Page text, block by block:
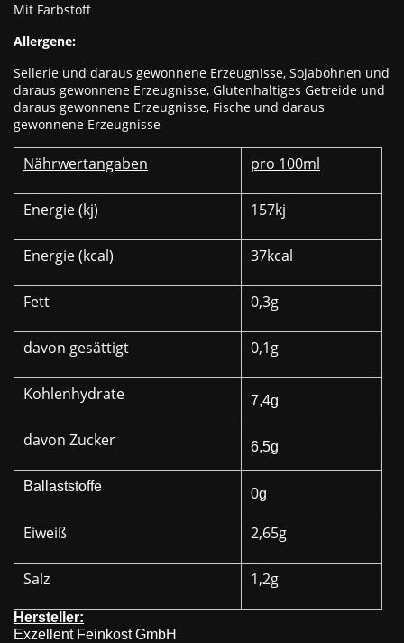
Mit Farbstoff
Allergene:
Sellerie und daraus gewonnene Erzeugnisse, Sojabohnen und
daraus gewonnene Erzeugnisse, Glutenhaltiges Getreide und
daraus gewonnene Erzeugnisse, Fische und daraus
gewonnene Erzeugnisse
Nährwertangaben pro 100ml
Energie (kj) 157kj
Energie (kcal) 37kcal
Fett 0,3g
davon gesättigt 0,1g
Kohlenhydrate 7,4g
davon Zucker 6,5g
Ballaststoffe 0g
Eiweiß 2,65g
Salz 1,2g
Hersteller:
Exzellent Feinkost GmbH